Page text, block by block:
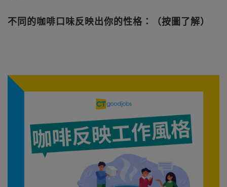
不同的咖啡口味反映出你的性格：（按圖了解）